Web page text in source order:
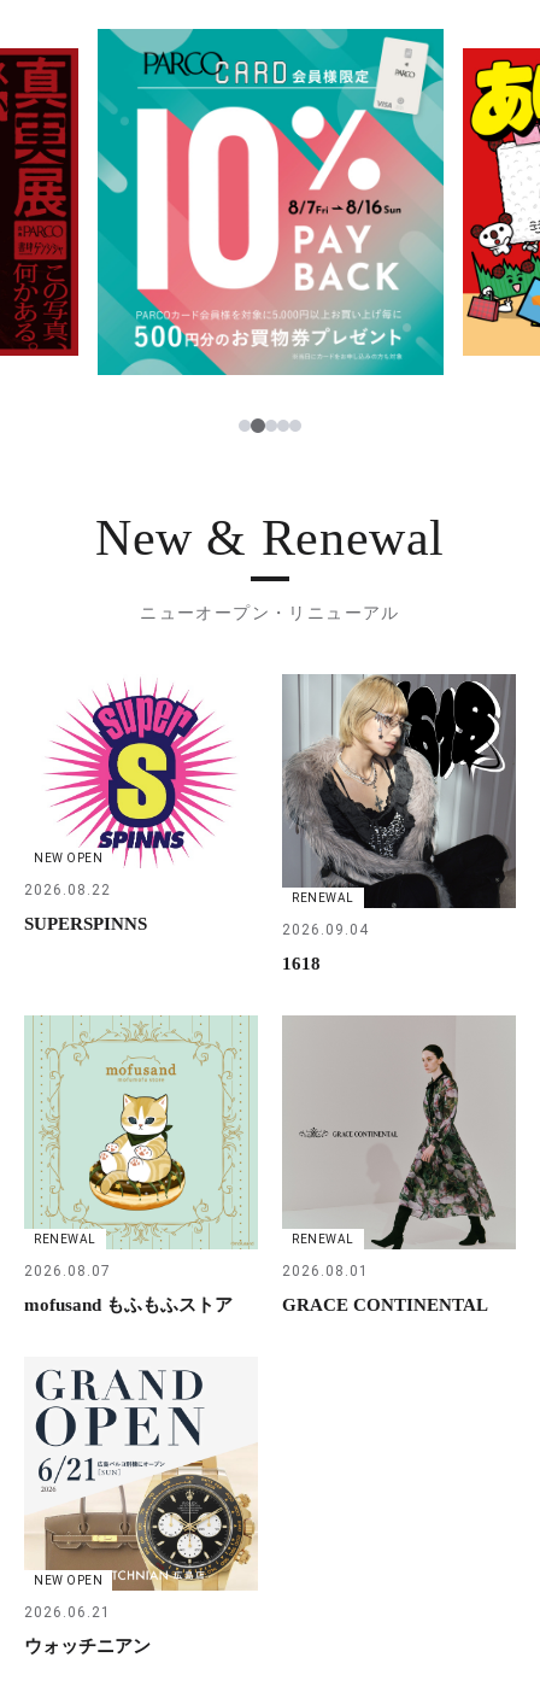
ニュース
レストラン・カフェ
TAX FREE
PARCOメンバーズ
JP
한국어
ภาษาไทย
日本語
1234
New & Renewal
ニューオープン・リニューアル
NEW OPEN
2026.08.22
SUPERSPINNS
RENEWAL
2026.09.04
1618
RENEWAL
2026.08.07
mofusand もふもふストア
RENEWAL
2026.08.01
GRACE CONTINENTAL
NEW OPEN
2026.06.21
ウォッチニアン